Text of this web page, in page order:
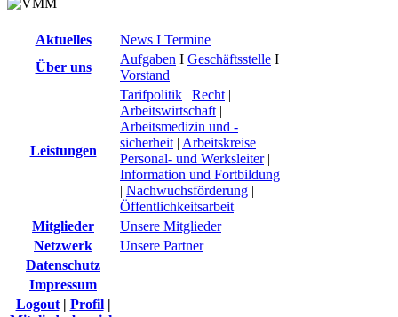
Aktuelles
News I Termine
Über uns
Aufgaben I Geschäftsstelle I
Vorstand
Leistungen
Tarifpolitik | Recht |
Arbeitswirtschaft |
Arbeitsmedizin und -
sicherheit | Arbeitskreise
Personal- und Werksleiter|
Information und Fortbildung
| Nachwuchsförderung |
Öffentlichkeitsarbeit
Mitglieder
Unsere Mitglieder
Netzwerk
Unsere Partner
Datenschutz
Impressum
Logout| Profil|